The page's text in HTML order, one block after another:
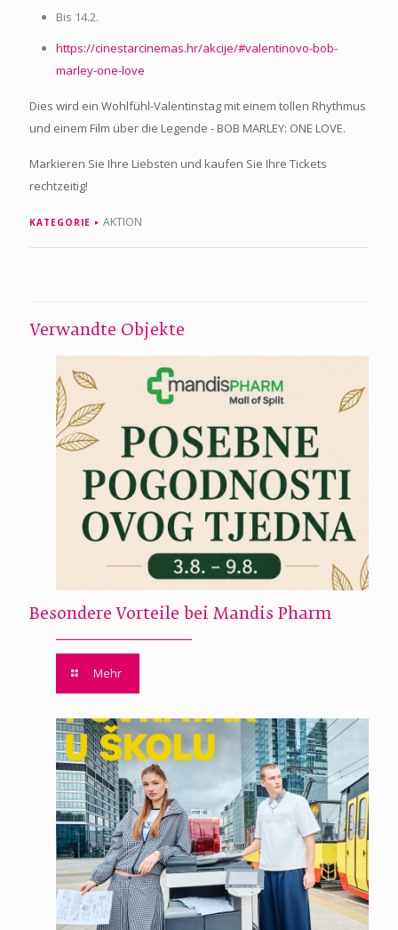
Bis 14.2.
https://cinestarcinemas.hr/akcije/#valentinovo-bob-
marley-one-love
Dies wird ein Wohlfühl-Valentinstag mit einem tollen Rhythmus
und einem Film über die Legende - BOB MARLEY: ONE LOVE.
Markieren Sie Ihre Liebsten und kaufen Sie Ihre Tickets
rechtzeitig!
KATEGORIE AKTION
Verwandte Objekte
Besondere Vorteile bei Mandis Pharm
Mehr